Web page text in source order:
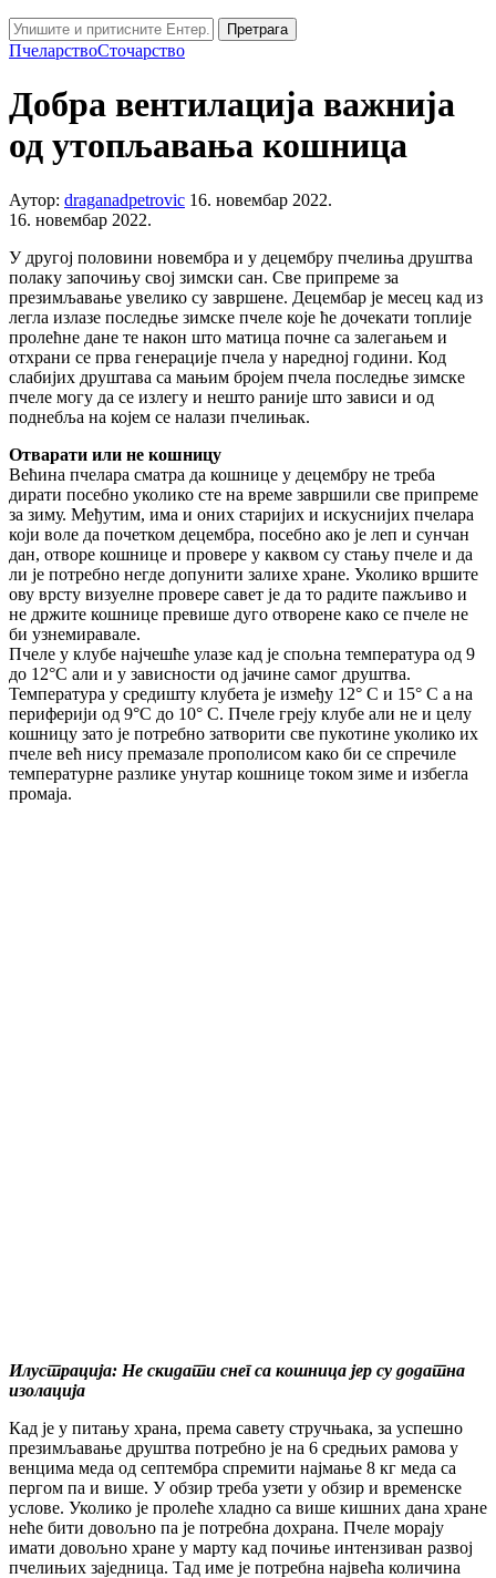
Претрага
ПчеларствоСточарство
Добра вентилација важнија
од утопљавања кошница
Аутор: draganadpetrovic 16. новембар 2022.
16. новембар 2022.
У другој половини новембра и у децембру пчелиња друштва
полаку започињу свој зимски сан. Све припреме за
презимљавање увелико су завршене. Децембар је месец кад из
легла излазе последње зимске пчеле које ће дочекати топлије
пролећне дане те након што матица почне са залегањем и
отхрани се прва генерације пчела у наредној години. Код
слабијих друштава са мањим бројем пчела последње зимске
пчеле могу да се излегу и нешто раније што зависи и од
поднебља на којем се налази пчелињак.
Отварати или не кошницу
Већина пчелара сматра да кошнице у децембру не треба
дирати посебно уколико сте на време завршили све припреме
за зиму. Међутим, има и оних старијих и искуснијих пчелара
који воле да почетком децембра, посебно ако је леп и сунчан
дан, отворе кошнице и провере у каквом су стању пчеле и да
ли је потребно негде допунити залихе хране. Уколико вршите
ову врсту визуелне провере савет је да то радите пажљиво и
не држите кошнице превише дуго отворене како се пчеле не
би узнемиравале.
Пчеле у клубе најчешће улазе кад је спољна температура од 9
до 12°C али и у зависности од јачине самог друштва.
Температура у средишту клубета је између 12° C и 15° C а на
периферији од 9°C до 10° C. Пчеле греју клубе али не и целу
кошницу зато је потребно затворити све пукотине уколико их
пчеле већ нису премазале прополисом како би се спречиле
температурне разлике унутар кошнице током зиме и избегла
промаја.
Илустрација: Не скидати снег са кошница јер су додатна
изолација
Кад је у питању храна, према савету стручњака, за успешно
презимљавање друштва потребно је на 6 средњих рамова у
венцима меда од септембра спремити најмање 8 кг меда са
пергом па и више. У обзир треба узети у обзир и временске
услове. Уколико је пролеће хладно са више кишних дана хране
неће бити довољно па је потребна дохрана. Пчеле морају
имати довољно хране у марту кад почиње интензиван развој
пчелињих заједница. Тад име је потребна највећа количина